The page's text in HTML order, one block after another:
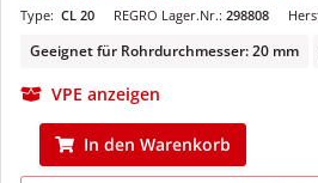
REGRO Lager.Nr.: 298808
Type: CL 20
Geeignet für Rohrdurchmesser: 20 mm
VPE anzeigen
In den Warenkorb